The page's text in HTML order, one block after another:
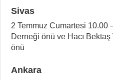
Sivas
2 Temmuz Cumartesi 10.00
Derneği önü ve Hacı
önü
Ankara